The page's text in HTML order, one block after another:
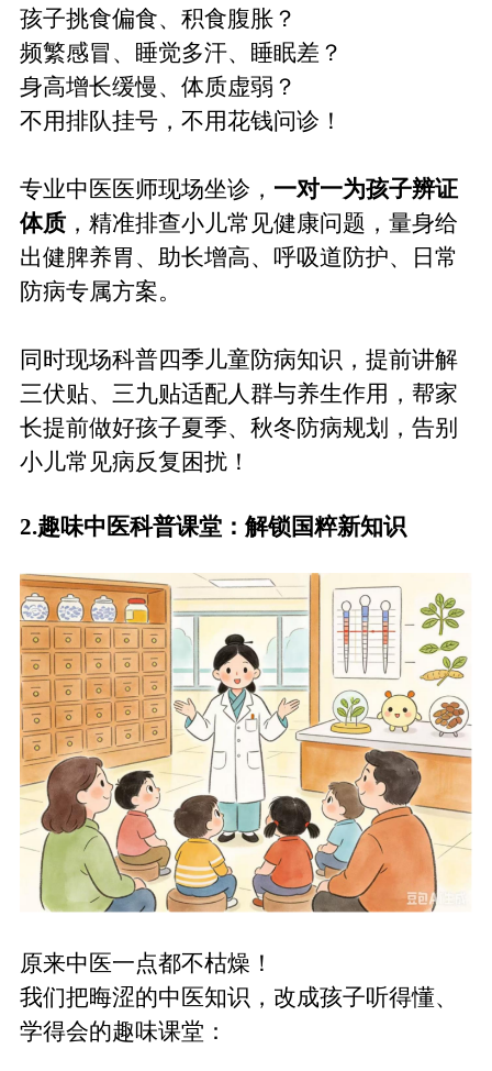
孩子挑食偏食、积食腹胀？
频繁感冒、睡觉多汗、睡眠差？
身高增长缓慢、体质虚弱？
不用排队挂号，不用花钱问诊！
专业中医医师现场坐诊， 一对一为孩子辨证
体质，精准排查小儿常见健康问题，量身给
出健脾养胃、助长增高、呼吸道防护、日常
防病专属方案。
同时现场科普四季儿童防病知识，提前讲解
三伏贴、三九贴适配人群与养生作用，帮家
长提前做好孩子夏季、秋冬防病规划，告别
小儿常见病反复困扰！
2.趣味中医科普课堂： 解锁国粹新知识
原来中医一点都不枯燥！
我们把晦涩的中医知识，改成孩子听得懂、
学得会的趣味课堂：